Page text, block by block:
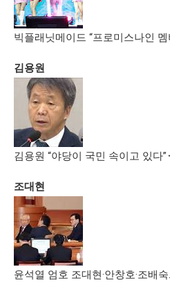
빅플래닛메이드 “프로미스나인
김용원
김용원 “야당이 국민 속이고 있다
조대현
윤석열 엄호 조대현·안창호·조배